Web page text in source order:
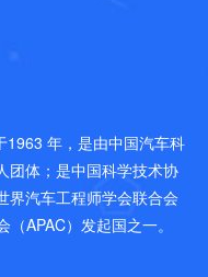
1963 年，是由中国汽车科
团体；是中国科学技术协
界汽车工程师学会联合会
APAC）发起国之一。